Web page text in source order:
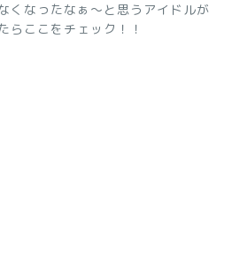
くなったなぁ～と思うアイドルが
らここをチェック！！